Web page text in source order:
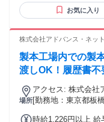
ップしたい方、学
卒・第二新卒歓迎 年齢の条件と理由：・65歳未満の方(定年の
お気に入り
株式会社アドバンス・ネット
製本工場内での製
渡しOK！履歴書不
場所
アクセス: 株式会社アドバンス・ネット <製本補助案件> 「高
島平駅」徒歩15分
[勤務地：東京都板
時給1,226円以上 給与: 日収例1万1341円(時給1226円